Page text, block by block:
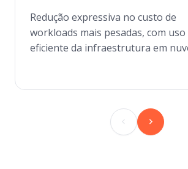
Redução expressiva no custo de
workloads mais pesadas, com uso
eficiente da infraestrutura em